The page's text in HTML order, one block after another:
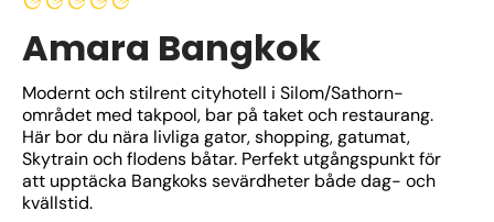
Amara Bangkok
Modernt och stilrent cityhotell i Silom/Sathorn-
området med takpool, bar på taket och restaurang.
Här bor du nära livliga gator, shopping, gatumat,
Skytrain och flodens båtar. Perfekt utgångspunkt för
att upptäcka Bangkoks sevärdheter både dag- och
kvällstid.